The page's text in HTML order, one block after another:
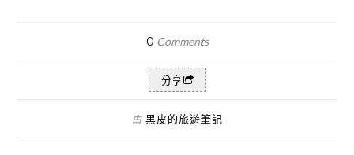
0 Comments
分享
由 黑皮的旅遊筆記